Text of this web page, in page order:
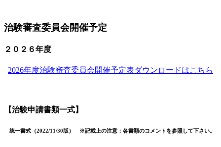
治験審査委員会開催予定
２０２６年度
2026年度治験審査委員会開催予定表ダウンロードはこちら
【治験申請書類一式】
統一書式（2022/11/30版） ※記載上の注意：各書類のコメントを参照して下さい。